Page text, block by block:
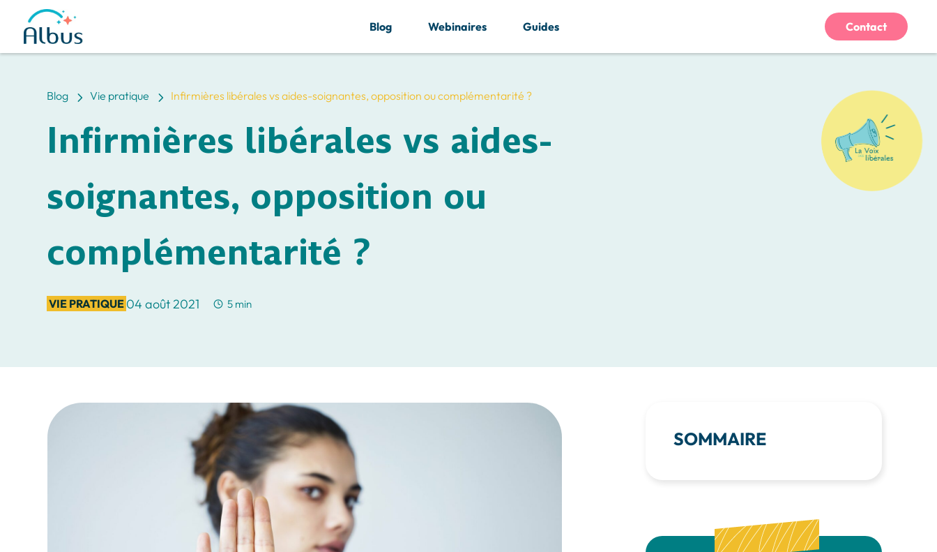
Blog 5 Vie pratique 5 Infirmières libérales vs aides-soignantes, opposition ou complémentarité ?
Infirmières libérales vs aides-
soignantes, opposition ou
complémentarité ?
VIE PRATIQUE 04 août 2021 5 min
SOMMAIRE
Blog Webinaires Guides Contact